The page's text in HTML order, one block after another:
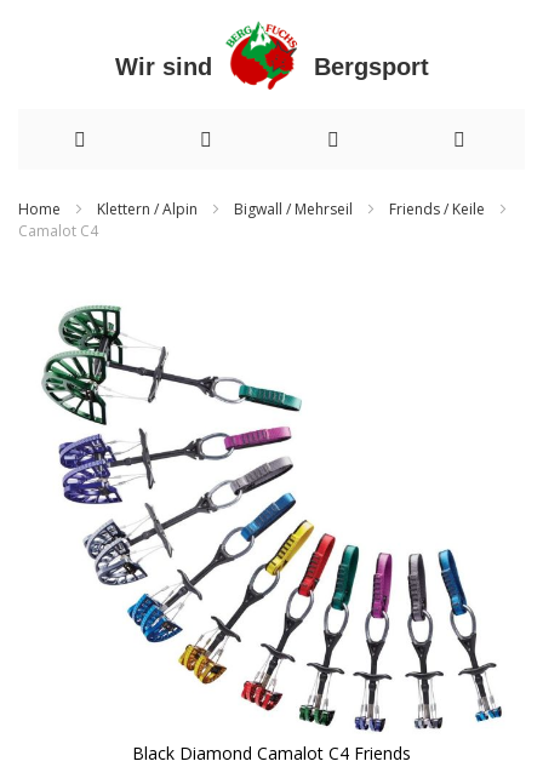
Wir sind Bergsport
zum
Home Klettern / Alpin Bigwall / Mehrseil
Friends / Keile
Camalot C4
Bildergalerie
springen
Black Diamond Camalot C4 Friends